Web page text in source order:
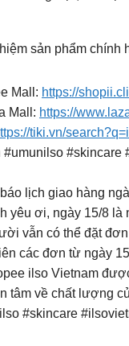
sản phẩm chính
Mall: https://
Mall: https://
tiki.vn/
#umunilso #skincare
lịch giao hàng
yêu ơi, ngày 15/8 là
vẫn có thể đặt
các đơn từ ngày
ilso Vietnam
tâm về chất lượng
#skincare